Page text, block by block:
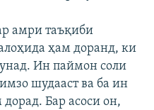
амри таъқиби
ҳам доранд, ки
Ин паймон соли
шудааст ва ба ин
Бар асоси он,